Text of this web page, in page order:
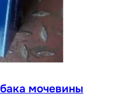
мочевины